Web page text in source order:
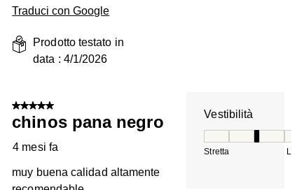
Traduci con Google
Prodotto testato in
data : 4/1/2026
5 su 5 stelle.
chinos pana negro
4 mesi fa
muy buena calidad altamente
Vestibilità
Stretta